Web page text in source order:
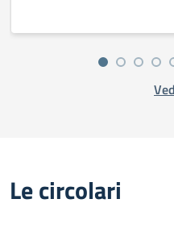
Le circolari